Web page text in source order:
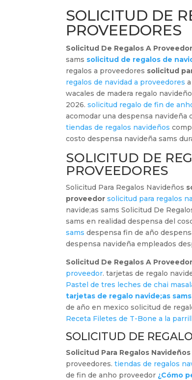
SOLICITUD DE
PROVEEDORES
Solicitud De Regalos A
sams solicitud de regalos de
regalos a proveedores solicitud
regalos de navidad a proveedores
wacales de madera regalo
2026.solicitud regalo de fin de
acomodar una despensa navideña
tiendas de regalos navideños
costo despensa navideña sams
SOLICITUD DE
PROVEEDORES
Solicitud Para Regalos Navideños
proveedor solicitud para regalos
navide;as sams Solicitud De
sams en realidad despensa del
sams despensa fin de año
despensa navideña empleados
Solicitud De Regalos A
proveedor. tarjetas de regalo
Pastel de tres leches de chai
tarjetas de regalo navide;as sams
de año en mexico solicitud de
Receta Filetes de T-Bone a la
SOLICITUD DE
Solicitud Para Regalos Navideños
proveedores.tiendas de regalos
de fin de anho proveedor ¿Cómo